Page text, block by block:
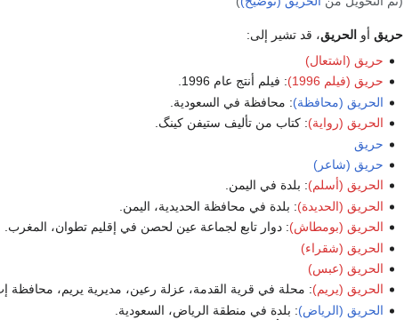
حريق أو الحريق، قد تشير إلى:
حريق (اشتعال)
حريق (فيلم 1996)
: فيلم أنتج عام 1996.
الحريق (محافظة): محافظة في السعودية.
الحريق (رواية): كتاب من تأليف ستيفن كينگ.
حريق
حريق (شاعر)
الحريق (أسلم): بلدة في اليمن.
الحريق (الحديدة): بلدة في محافظة الحديدية، اليمن.
الحريق (بومطاش): دوار تابع لجماعة عين لحصن في إقليم تطوان، المغرب.
الحريق (شقراء)
الحريق (عبس)
الحريق (يريم): محلة في قرية القدمة، عزلة رعين، مديرية يريم، محافظة إب
الحريق (الرياض): بلدة في منطقة الرياض، السعودية.